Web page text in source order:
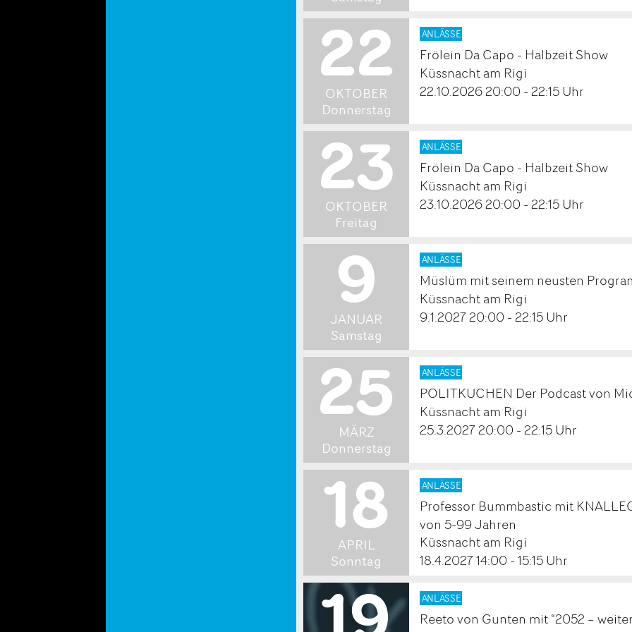
Donnerstag
22
. OKTOBER
2026ANLÄSSE
Frölein Da Capo - Halbzeit Show
Küssnacht am Rigi
22.10.2026 20:00 - 22:15 Uhr
Freitag
23
. OKTOBER
2026ANLÄSSE
Frölein Da Capo - Halbzeit Show
Küssnacht am Rigi
23.10.2026 20:00 - 22:15 Uhr
Samstag
9
. JANUAR
2027ANLÄSSE
Müslüm mit seinem neusten
Küssnacht am Rigi
9.1.2027 20:00 - 22:15 Uhr
Donnerstag
25
. MÄRZ
2027ANLÄSSE
POLITKUCHEN Der Podcast von
Küssnacht am Rigi
25.3.2027 20:00 - 22:15 Uhr
Sonntag
18
. APRIL
2027ANLÄSSE
Professor Bummbastic mit
von 5-99 Jahren
Küssnacht am Rigi
18.4.2027 14:00 - 15:15 Uhr
2027ANLÄSSE
Reeto von Gunten mit “2052 –